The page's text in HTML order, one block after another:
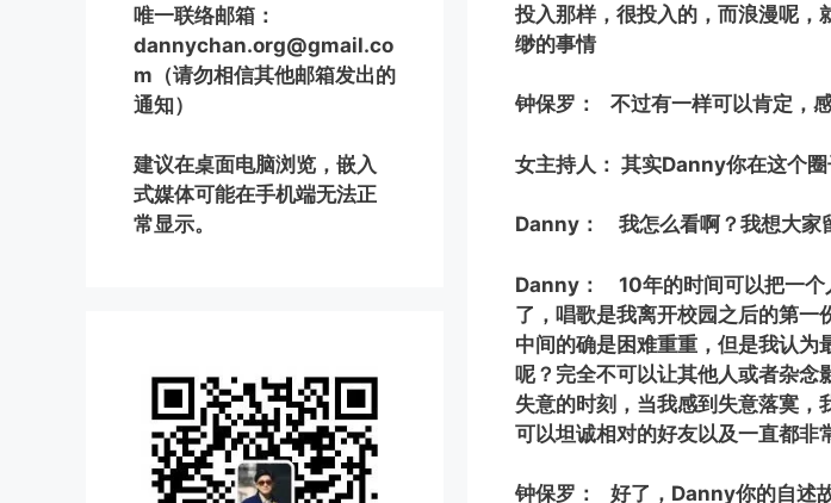
投入那样，很投入的，而浪漫呢，
缈的事情
钟保罗： 不过有一样可以肯定，
女主持人： 其实Danny你在这个
Danny： 我怎么看啊？我想大家
Danny： 10年的时间可以把一个
了，唱歌是我离开校园之后的第一
中间的确是困难重重，但是我认
呢？完全不可以让其他人或者杂念
失意的时刻，当我感到失意落寞
可以坦诚相对的好友以及一直都非
钟保罗： 好了，Danny你的自述
唯一联络邮箱：
dannychan.org@gmail.co
m（请勿相信其他邮箱发出的
通知）
建议在桌面电脑浏览，嵌入
式媒体可能在手机端无法正
常显示。